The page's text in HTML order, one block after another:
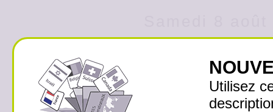
Utilisez